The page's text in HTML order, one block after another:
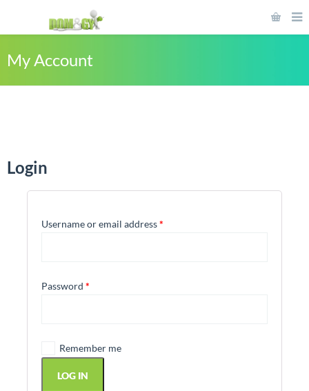
My Account
Login
Username or email address*
Password *
Remember me
LOG IN